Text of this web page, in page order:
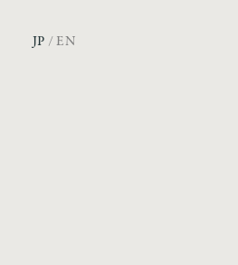
JP /EN